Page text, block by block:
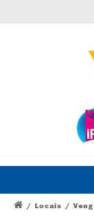
/ Locais /